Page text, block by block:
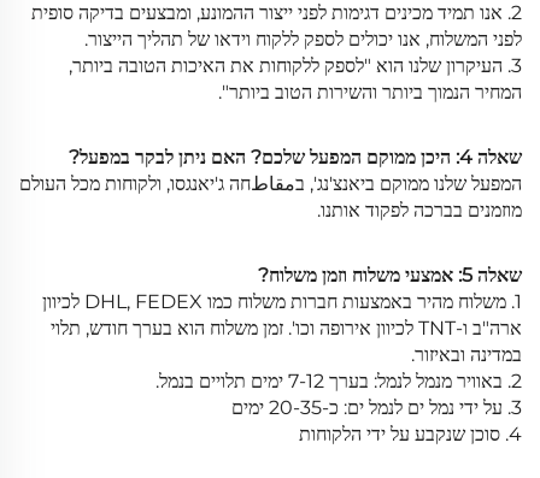
2. אנו תמיד מכינים דגימות לפני ייצור ההמונע, ומבצעים בדיקה סופית
לפני המשלוח, אנו יכולים לספק ללקוח וידאו של תהליך הייצור.
3. העיקרון שלנו הוא "לספק ללקוחות את האיכות הטובה ביותר,
המחיר הנמוך ביותר והשירות הטוב ביותר".
שאלה 4: היכן ממוקם המפעל שלכם? האם ניתן לבקר במפעל?
המפעל שלנו ממוקם ביאנצ'נג', בمقاطחה ג'יאנגסו, ולקוחות מכל העולם
מוזמנים בברכה לפקוד אותנו.
שאלה 5: אמצעי משלוח וזמן משלוח?
1. משלוח מהיר באמצעות חברות משלוח כמו DHL, FEDEX לכיוון
ארה"ב ו-TNT לכיוון אירופה וכו'. זמן משלוח הוא בערך חודש, תלוי
במדינה ובאיזור.
2. באוויר מנמל לנמל: בערך 7-12 ימים תלויים בנמל.
3. על ידי נמל ים לנמל ים: כ-20-35 ימים
4. סוכן שנקבע על ידי הלקוחות